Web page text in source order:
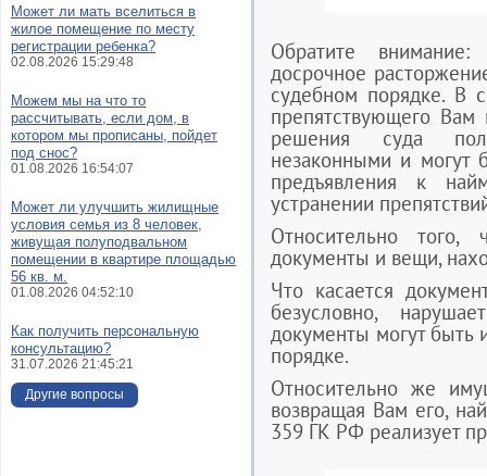
Обратите
досрочное
судебном порядке. В
препятствующего Вам
решения суда
незаконными и могут
предъявления к
устранении
Относительно
документы и вещи,
Что касается
безусловно,
документы могут быть
порядке.
Относительно же
возвращая Вам его,
359 ГК РФ реализует
Может ли мать вселиться в
жилое помещение по месту
регистрации ребенка?
02.08.2026 15:29:48
Можем мы на что то
рассчитывать, если дом, в
котором мы прописаны, пойдет
под снос?
01.08.2026 16:54:07
Может ли улучшить жилищные
условия семья из 8 человек,
живущая полуподвальном
помещении в квартире площадью
56 кв. м.
01.08.2026 04:52:10
Как получить персональную
консультацию?
31.07.2026 21:45:21
Другие вопросы